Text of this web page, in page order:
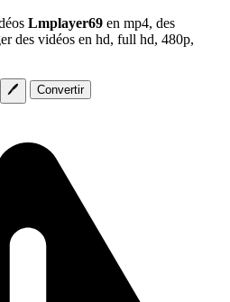
Lmplayer69 en mp4, des
des vidéos en hd, full hd, 480p,